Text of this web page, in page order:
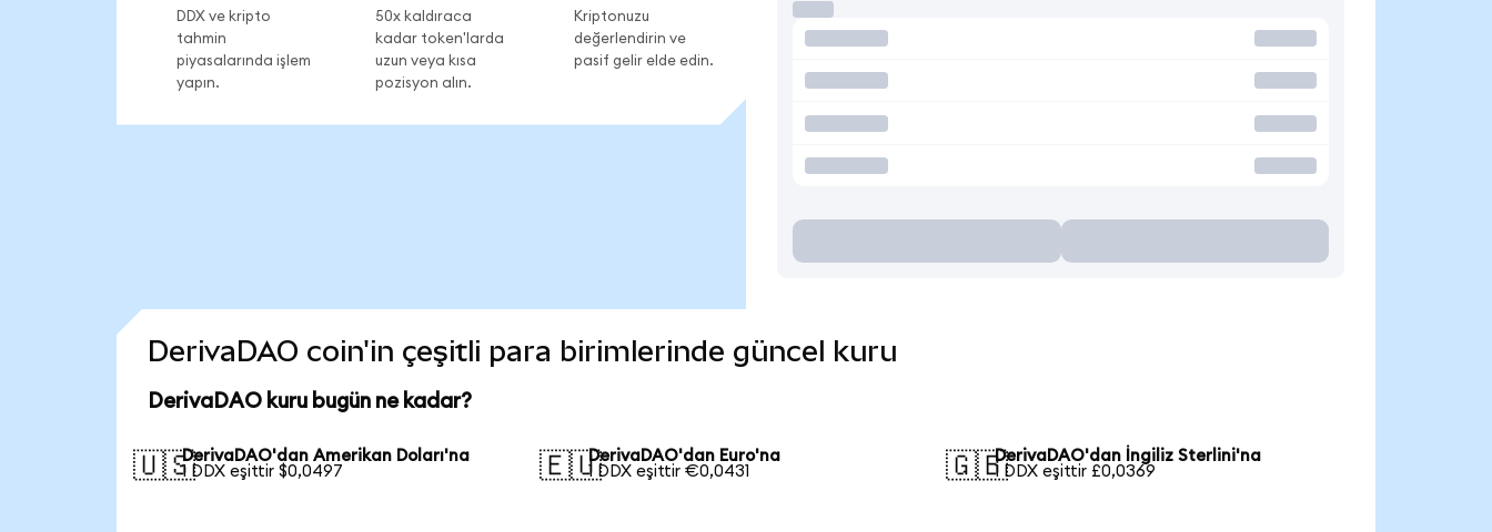
DDX ve kripto
tahmin
piyasalarında işlem
yapın.
50x kaldıraca
kadar token'larda
uzun veya kısa
pozisyon alın.
Kriptonuzu
değerlendirin ve
pasif gelir elde edin.
DerivaDAO coin'in çeşitli para birimlerinde güncel kuru
DerivaDAO kuru bugün ne kadar?
🇺🇸DerivaDAO'dan Amerikan Doları'na
1 DDX eşittir $0,0497
🇪🇺DerivaDAO'dan Euro'na
1 DDX eşittir €0,0431
🇬🇧DerivaDAO'dan İngiliz Sterlini'na
1 DDX eşittir £0,0369